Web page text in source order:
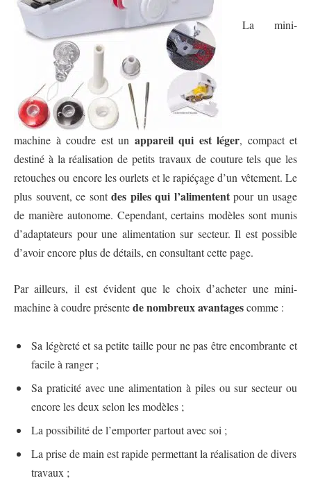
La mini-
machine à coudre est un appareil qui est léger, compact et
destiné à la réalisation de petits travaux de couture tels que les
retouches ou encore les ourlets et le rapiéçage d’un vêtement. Le
plus souvent, ce sontdes piles qui l’alimententpour un usage
de manière autonome. Cependant, certains modèles sont munis
d’adaptateurs pour une alimentation sur secteur. Il est possible
d’avoir encore plus de détails, en consultant cette page.
Par ailleurs, il est évident que le choix d’acheter une mini-
machine à coudre présentede nombreux avantagescomme :
Sa légèreté et sa petite taille pour ne pas être encombrante et
facile à ranger ;
Sa praticité avec une alimentation à piles ou sur secteur ou
encore les deux selon les modèles ;
La possibilité de l’emporter partout avec soi ;
La prise de main est rapide permettant la réalisation de divers
travaux ;